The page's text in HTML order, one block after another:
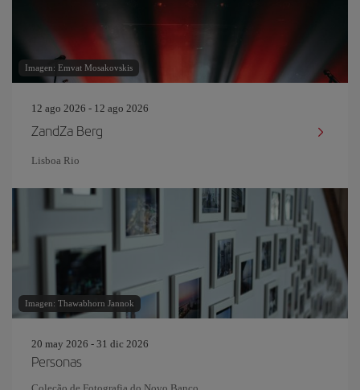
Imagen: Emvat Mosakovskis
12 ago 2026 - 12 ago 2026
ZandZa Berg
Lisboa Rio
Imagen: Thawabhorn Jannok
20 may 2026 - 31 dic 2026
Personas